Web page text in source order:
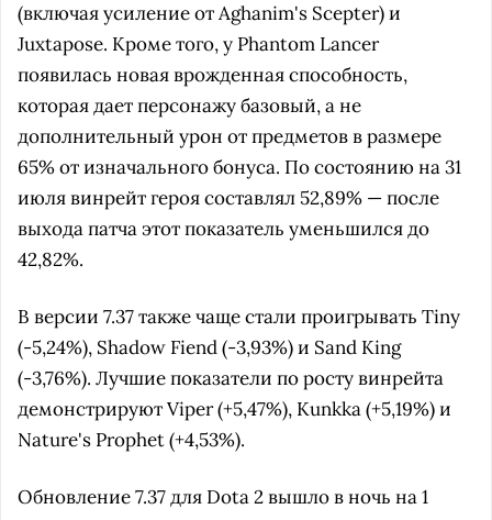
(включая усиление от Aghanim's Scepter) и
Juxtapose. Кроме того, у Phantom Lancer
появилась новая врожденная способность,
которая дает персонажу базовый, а не
дополнительный урон от предметов в размере
65% от изначального бонуса. По состоянию на 31
июля винрейт героя составлял 52,89% — после
выхода патча этот показатель уменьшился до
42,82%.
В версии 7.37 также чаще стали проигрывать Tiny
(-5,24%), Shadow Fiend (-3,93%) и Sand King
(-3,76%). Лучшие показатели по росту винрейта
демонстрируют Viper (+5,47%), Kunkka (+5,19%) и
Nature's Prophet (+4,53%).
Обновление 7.37 для Dota 2 вышло в ночь на 1